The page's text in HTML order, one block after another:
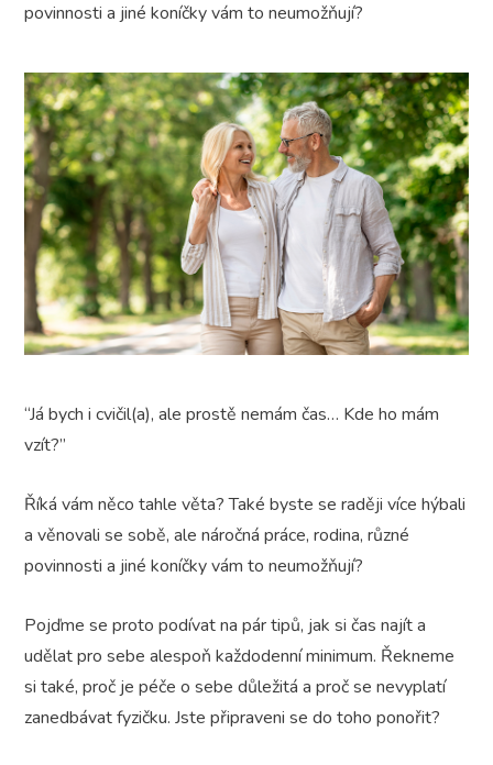
povinnosti a jiné koníčky vám to neumožňují?
“Já bych i cvičil(a), ale prostě nemám čas… Kde ho mám
vzít?”
Říká vám něco tahle věta? Také byste se raději více hýbali
a věnovali se sobě, ale náročná práce, rodina, různé
povinnosti a jiné koníčky vám to neumožňují?
Pojďme se proto podívat na pár tipů, jak si čas najít a
udělat pro sebe alespoň každodenní minimum. Řekneme
si také, proč je péče o sebe důležitá a proč se nevyplatí
zanedbávat fyzičku. Jste připraveni se do toho ponořit?